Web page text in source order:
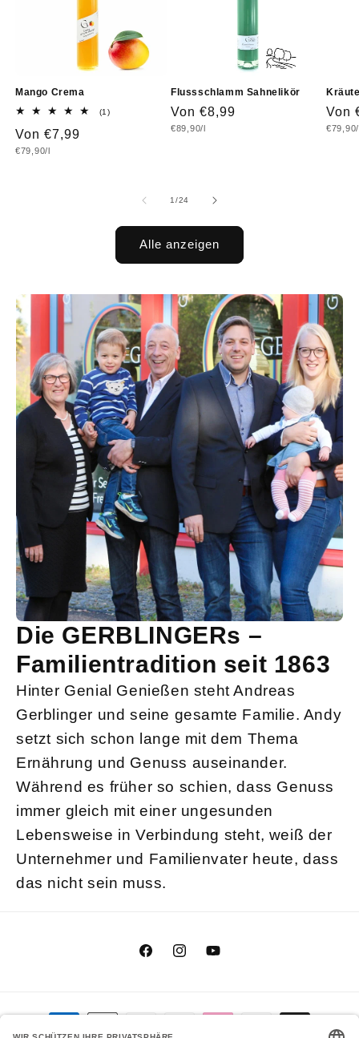
Mango Crema
(1)1
Normaler
Preis
Von €7,99
Grundpreis
€79,90/l
Flussschlamm Sahnelikör
Normaler
Preis
Von €8,99
Grundpreis
€89,90/l
Preis
Von
1/von
24
Alle anzeigen
Die GERBLINGERs –
Familientradition seit 1863
Hinter Genial Genießen steht Andreas
Gerblinger und seine gesamte Familie. Andy
setzt sich schon lange mit dem Thema
Ernährung und Genuss auseinander.
Während es früher so schien, dass Genuss
immer gleich mit einer ungesunden
Lebensweise in Verbindung steht, weiß der
Unternehmer und Familienvater heute, dass
das nicht sein muss.
FacebookInstagram
Zahlungsmethoden